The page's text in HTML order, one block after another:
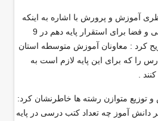
آموزش و پرورش با اشاره به اینکه
بحث ساماندهی نیروی انسانی و فضا برای استقرار پایه دهم در 9
كرد : معاونان آموزش متوسطه استان
را که برای این پایه لازم است به
.
متوازن رشته ها خاطرنشان کرد:
آموز چه تعداد کتب درسی در پایه